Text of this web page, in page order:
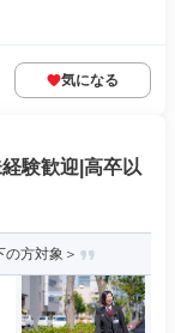
気になる
験歓迎|高卒以
方対象＞